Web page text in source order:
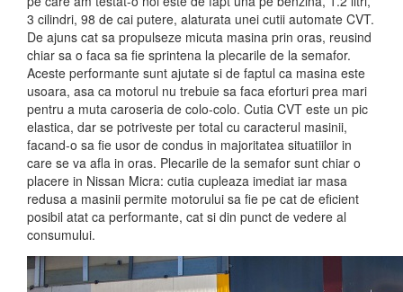
3 cilindri, 98 de cai putere, alaturata unei cutii automate CVT.
De ajuns cat sa propulseze micuta masina prin oras, reusind
chiar sa o faca sa fie sprintena la plecarile de la semafor.
Aceste performante sunt ajutate si de faptul ca masina este
usoara, asa ca motorul nu trebuie sa faca eforturi prea mari
pentru a muta caroseria de colo-colo. Cutia CVT este un pic
elastica, dar se potriveste per total cu caracterul masinii,
facand-o sa fie usor de condus in majoritatea situatiilor in
care se va afla in oras. Plecarile de la semafor sunt chiar o
placere in Nissan Micra: cutia cupleaza imediat iar masa
redusa a masinii permite motorului sa fie pe cat de eficient
posibil atat ca performante, cat si din punct de vedere al
consumului.